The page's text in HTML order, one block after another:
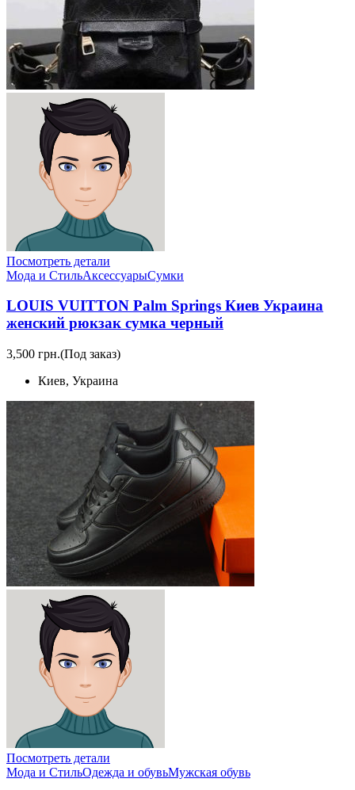
Посмотреть детали
Мода и СтильАксессуарыСумки
LOUIS VUITTON Palm Springs Киев Украина
женский рюкзак сумка черный
3,500 грн.(Под заказ)
Киев, Украина
Посмотреть детали
Мода и СтильОдежда и обувьМужская обувь